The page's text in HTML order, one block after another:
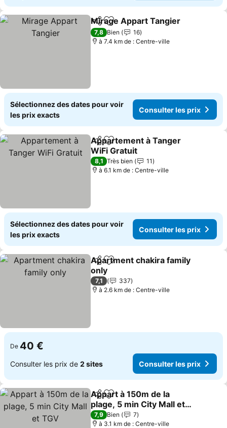
PartagerAjouter à mes favoris
Mirage Appart Tangier
7,8 Bien
16
à 7.4 km de : Centre-ville
Sélectionnez des dates pour voir
les prix exacts
Consulter les prix
PartagerAjouter à mes favoris
Appartement à Tanger
WiFi Gratuit
Consulter les prix
8,1 Très bien
11
à 6.1 km de : Centre-ville
Sélectionnez des dates pour voir
les prix exacts
Consulter les prix
PartagerAjouter à mes favoris
Apartment chakira family
only
Consulter les prix
7,1
337
à 2.6 km de : Centre-ville
De 40 €
Consulter les prix de 2 sites Consulter les prix
PartagerAjouter à mes favoris
Appart à 150m de la
plage, 5 min City Mall et
TGV
Consulter les prix
7,9 Bien
7
à 3.1 km de : Centre-ville